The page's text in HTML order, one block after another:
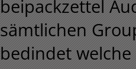
beipackzettel
sämtlichen
bedindet